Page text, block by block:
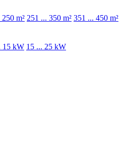
m² 251 ... 350 m² 351 ... 450 m²
15 kW 15 ... 25 kW